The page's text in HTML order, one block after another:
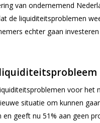
van ondernemend
de liquiditeitsproblemen
echter gaan
voor het
situatie om kunnen
geeft nu 51% aan geen